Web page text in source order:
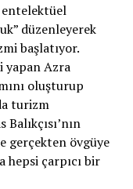
entelektüel
düzenleyerek
başlatıyor.
yapan Azra
oluşturup
turizm
gerçekten övgüye
çarpıcı bir